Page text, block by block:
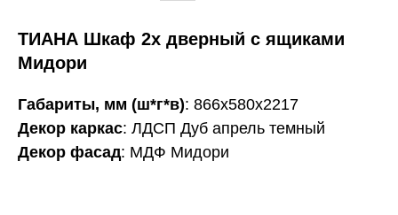
ТИАНА Шкаф 2х дверный с ящиками
Мидори
Габариты, мм (ш*г*в): 866х580х2217
Декор каркас: ЛДСП Дуб апрель темный
Декор фасад: МДФ Мидори